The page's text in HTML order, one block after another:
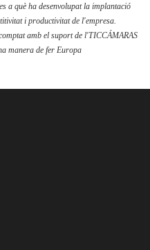
a què ha desenvolupat la implantació
i productivitat de l'empresa.
amb el suport de l'TICCÁMARAS
manera de fer Europa